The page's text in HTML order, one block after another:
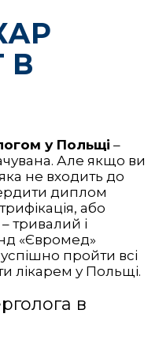
В
у Польщі –
Але якщо ви
не входить до
диплом
або
тривалий і
«Євромед»
пройти всі
лікарем у Польщі.
в